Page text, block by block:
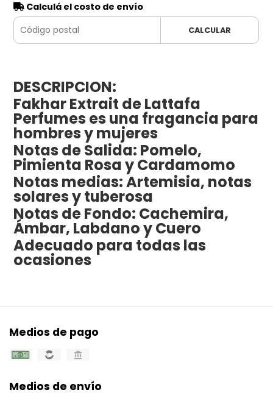
Calculá el costo de envío
CALCULAR
DESCRIPCION:
Fakhar Extrait de Lattafa
Perfumes es una fragancia para
hombres y mujeres
Notas de Salida: Pomelo,
Pimienta Rosa y Cardamomo
Notas medias: Artemisia, notas
solares y tuberosa
Notas de Fondo: Cachemira,
Ámbar, Labdano y Cuero
Adecuado para todas las
ocasiones
Medios de pago
Medios de envío